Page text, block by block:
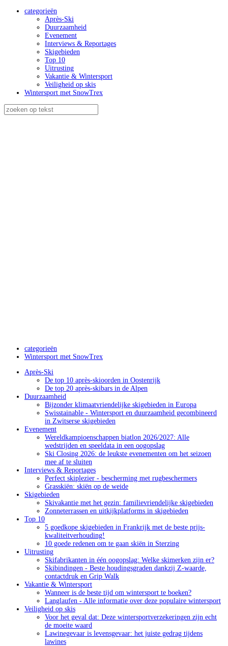
categorieën
Après-Ski
Duurzaamheid
Evenement
Interviews & Reportages
Skigebieden
Top 10
Uitrusting
Vakantie & Wintersport
Veiligheid op skis
Wintersport met SnowTrex
categorieën
Wintersport met SnowTrex
Après-Ski
De top 10 après-skioorden in Oostenrijk
De top 20 après-skibars in de Alpen
Duurzaamheid
Bijzonder klimaatvriendelijke skigebieden in Europa
Swisstainable - Wintersport en duurzaamheid gecombineerd
in Zwitserse skigebieden
Evenement
Wereldkampioenschappen biatlon 2026/2027: Alle
wedstrijden en speeldata in een oogopslag
Ski Closing 2026: de leukste evenementen om het seizoen
mee af te sluiten
Interviews & Reportages
Perfect skiplezier - bescherming met rugbeschermers
Grasskiën: skiën op de weide
Skigebieden
Skivakantie met het gezin: familievriendelijke skigebieden
Zonneterrassen en uitkijkplatforms in skigebieden
Top 10
5 goedkope skigebieden in Frankrijk met de beste prijs-
kwaliteitverhouding!
10 goede redenen om te gaan skiën in Sterzing
Uitrusting
Skifabrikanten in één oogopslag: Welke skimerken zijn er?
Skibindingen - Beste houdingsgraden dankzij Z-waarde,
contactdruk en Grip Walk
Vakantie & Wintersport
Wanneer is de beste tijd om wintersport te boeken?
Langlaufen - Alle informatie over deze populaire wintersport
Veiligheid op skis
Voor het geval dat: Deze wintersportverzekeringen zijn echt
de moeite waard
Lawinegevaar is levensgevaar: het juiste gedrag tijdens
lawines